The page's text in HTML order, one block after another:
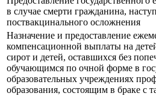
в случае смерти гражданина,
поствакцинального осложнения
Назначение и предоставление
компенсационной выплаты на
сирот и детей, оставшихся без
обучающимся по очной форме в
образовательных учреждениях
образования, состоящим в браке с